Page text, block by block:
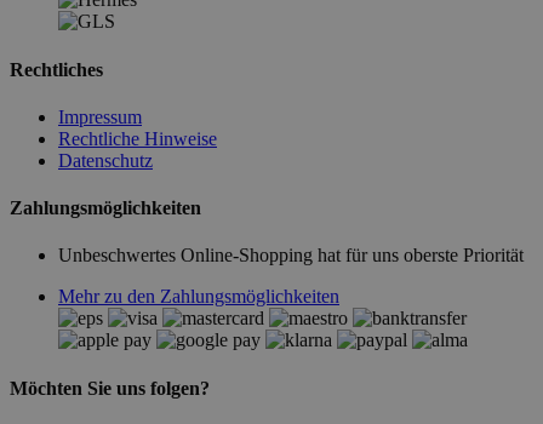
Rechtliches
Impressum
Rechtliche Hinweise
Datenschutz
Zahlungsmöglichkeiten
Unbeschwertes Online-Shopping hat für uns oberste Priorität
Mehr zu den Zahlungsmöglichkeiten
Möchten Sie uns folgen?